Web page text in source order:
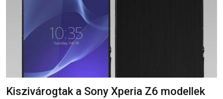
Kiszivárogtak a Sony Xperia Z6 modellek